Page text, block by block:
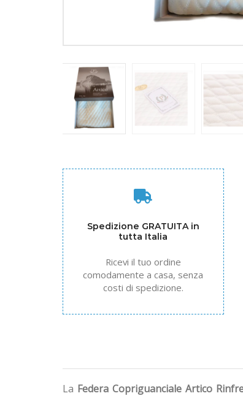
Spedizione GRATUITA in
tutta Italia
Ricevi il tuo ordine
comodamente a casa, senza
costi di spedizione.
La Federa Copriguanciale Artico